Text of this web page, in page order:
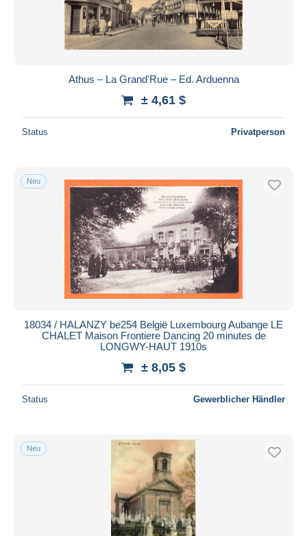
Athus – La Grand'Rue – Ed. Arduenna
± 4,61 $
Status Privatperson
Neu
18034 / HALANZY be254 België Luxembourg Aubange LE
CHALET Maison Frontiere Dancing 20 minutes de
LONGWY-HAUT 1910s
± 8,05 $
Status Gewerblicher Händler
Neu